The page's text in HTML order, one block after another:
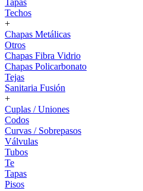
Tapas
Techos
+
Chapas Metálicas
Otros
Chapas Fibra Vidrio
Chapas Policarbonato
Tejas
Sanitaria Fusión
+
Cuplas / Uniones
Codos
Curvas / Sobrepasos
Válvulas
Tubos
Te
Tapas
Pisos